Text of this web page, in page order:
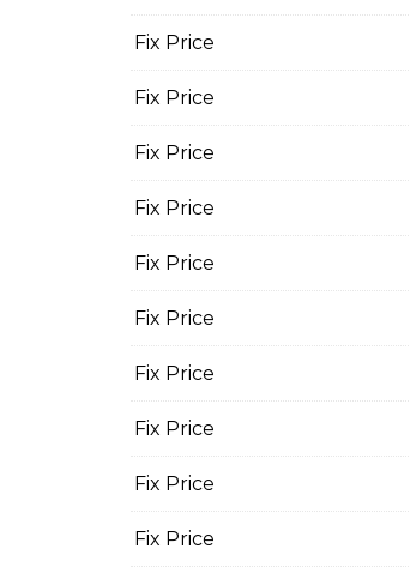
Fix Price
Fix Price
Fix Price
Fix Price
Fix Price
Fix Price
Fix Price
Fix Price
Fix Price
Fix Price